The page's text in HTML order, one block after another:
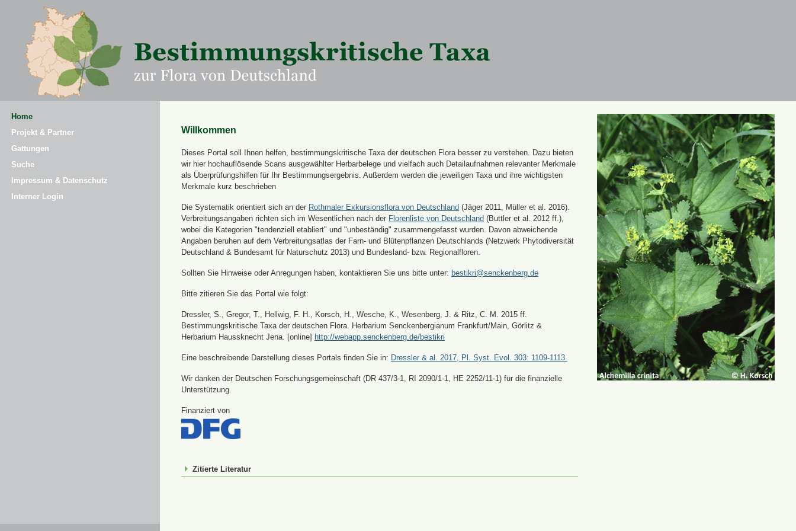
Home
Projekt & Partner
Gattungen
Suche
Impressum & Datenschutz
Interner Login
Willkommen
Dieses Portal soll Ihnen helfen, bestimmungskritische Taxa der deutschen Flora besser zu verstehen. Dazu bieten
wir hier hochauflösende Scans ausgewählter Herbarbelege und vielfach auch Detailaufnahmen relevanter Merkmale
als Überprüfungshilfen für Ihr Bestimmungsergebnis. Außerdem werden die jeweiligen Taxa und ihre wichtigsten
Merkmale kurz beschrieben
Die Systematik orientiert sich an der Rothmaler Exkursionsflora von Deutschland (Jäger 2011, Müller et al. 2016).
Verbreitungsangaben richten sich im Wesentlichen nach der Florenliste von Deutschland (Buttler et al. 2012 ff.),
wobei die Kategorien "tendenziell etabliert" und "unbeständig" zusammengefasst wurden. Davon abweichende
Angaben beruhen auf dem Verbreitungsatlas der Farn- und Blütenpflanzen Deutschlands (Netzwerk Phytodiversität
Deutschland & Bundesamt für Naturschutz 2013) und Bundesland- bzw. Regionalfloren.
Sollten Sie Hinweise oder Anregungen haben, kontaktieren Sie uns bitte unter: bestikri@senckenberg.de
Bitte zitieren Sie das Portal wie folgt:
Dressler, S., Gregor, T., Hellwig, F. H., Korsch, H., Wesche, K., Wesenberg, J. & Ritz, C. M. 2015 ff.
Bestimmungskritische Taxa der deutschen Flora. Herbarium Senckenbergianum Frankfurt/Main, Görlitz &
Herbarium Haussknecht Jena. [online] http://webapp.senckenberg.de/bestikri
Eine beschreibende Darstellung dieses Portals finden Sie in: Dressler & al. 2017, Pl. Syst. Evol. 303: 1109-1113.
Wir danken der Deutschen Forschungsgemeinschaft (DR 437/3-1, RI 2090/1-1, HE 2252/11-1) für die finanzielle
Unterstützung.
Finanziert von
Zitierte Literatur